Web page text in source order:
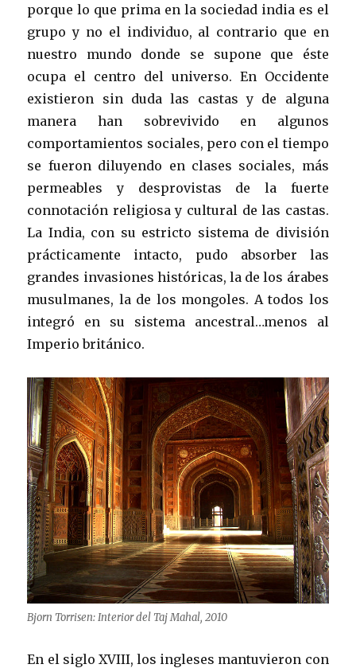
porque lo que prima en la sociedad india es el
grupo y no el individuo, al contrario que en
nuestro mundo donde se supone que éste
ocupa el centro del universo. En Occidente
existieron sin duda las castas y de alguna
manera han sobrevivido en algunos
comportamientos sociales, pero con el tiempo
se fueron diluyendo en clases sociales, más
permeables y desprovistas de la fuerte
connotación religiosa y cultural de las castas.
La India, con su estricto sistema de división
prácticamente intacto, pudo absorber las
grandes invasiones históricas, la de los árabes
musulmanes, la de los mongoles. A todos los
integró en su sistema ancestral…menos al
Imperio británico.
Bjorn Torrisen: Interior del Taj Mahal, 2010
En el siglo XVIII, los ingleses mantuvieron con